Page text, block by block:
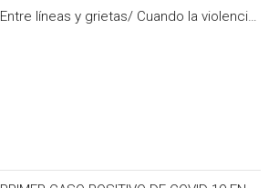
Entre líneas y grietas/ Cuando la violencia